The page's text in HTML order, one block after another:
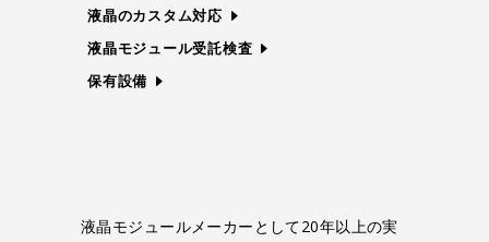
液晶のカスタム対応
液晶モジュール受託検査
保有設備
液晶モジュールメーカーとして20年以上の実